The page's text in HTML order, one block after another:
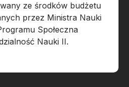
ze środków budżetu
przez Ministra Nauki
Społeczna
Nauki II.